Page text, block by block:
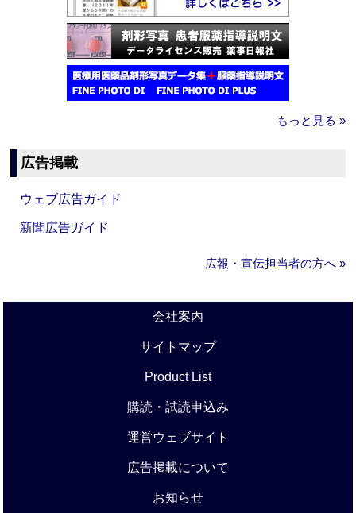
もっと見る »
広告掲載
ウェブ広告ガイド
新聞広告ガイド
広報・宣伝担当者の方へ »
会社案内
サイトマップ
Product List
購読・試読申込み
運営ウェブサイト
広告掲載について
お知らせ